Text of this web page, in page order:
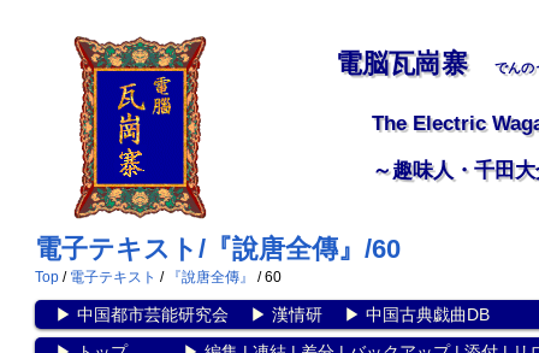
電脳瓦崗寨 でんの
The Electric
～趣味人・千田
電子テキスト/『說唐全傳』/60
Top / 電子テキスト / 『說唐全傳』 / 60
▶ 中国都市芸能研究会▶ 漢情研▶ 中国古典戯曲DB